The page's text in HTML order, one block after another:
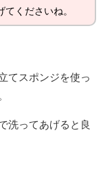
くださいね。
てスポンジを使っ
洗ってあげると良